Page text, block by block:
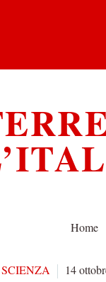
Home
SCIENZA 14